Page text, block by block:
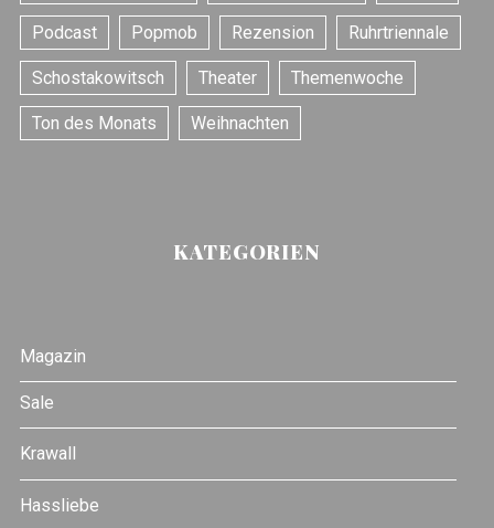
Podcast Popmob Rezension Ruhrtriennale
Schostakowitsch Theater Themenwoche
Ton des Monats Weihnachten
KATEGORIEN
Magazin
Sale
Krawall
Hassliebe